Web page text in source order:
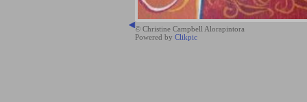
© Christine Campbell Alorapintora
Powered by Clikpic